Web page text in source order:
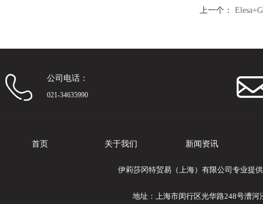
上一个：
公司电话：
021-34635990
首页 关于我们 新闻资讯
伊莉莎冈特贸易（上海）有限公司专业提
地址：上海市闵行区光华路248号漕